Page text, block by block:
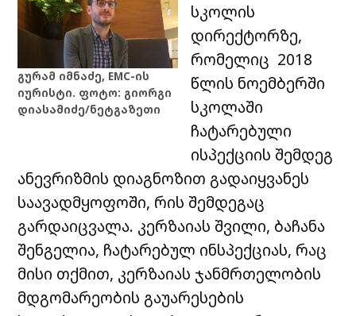
გურამ იმნაძე, EMC-ის
იურისტი. ფოტო: გიორგი
დიასამიძე/ნეტგაზეთი
სკოლის
დირექტორზე,
რომელიც 2018
წლის ნოემბერში
სკოლაში
ჩატარებული
ისპექციის შემდეგ
ანევრიზმის დიაგნოზით გადაიყვანეს
საავადმყოფოში, რის შემდეგაც
გარდაიცვალა. კერზაიას შვილი, ბაჩანა
შენგელია, ჩატარებულ ინსპექციას, რაც
მისი თქმით, კერზაიას ჯანმრთელობის
მდგომარეობის გაუარესების